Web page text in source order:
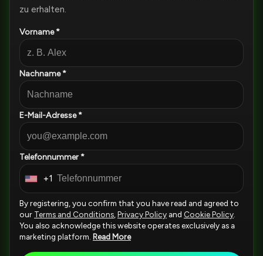
zu erhalten.
Vorname *
Nachname *
E-Mail-Adresse *
Telefonnummer *
U
i
t
+1
By registering, you confirm that you have read and agreed to
our Terms and Conditions Privacy Policy and Cookie Policy
You also acknowledge this website operates exclusively as a
marketing platform. Read More